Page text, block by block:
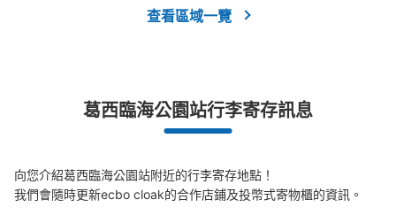
葛西臨海公園駅 改札内コインロッカー
改札内 目の前
查看區域一覽
葛西臨海公園站行李寄存訊息
向您介紹葛西臨海公園站附近的行李寄存地點！
我們會隨時更新ecbo cloak的合作店鋪及投幣式寄物櫃的資訊。